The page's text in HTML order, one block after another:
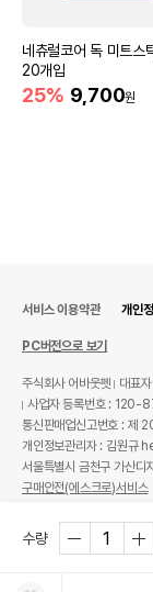
네츄럴코어 독 미트스
20개입
25% 9,700원
수량
서비스 이용약관 개인
PC버전으로 보기
주식회사 어바웃펫
대표
사업자 등록번호 :
통신판매업신고번호 :
개인정보관리자 : 김원
서울특별시 금천구 가산
구매안전(에스크로)서비스